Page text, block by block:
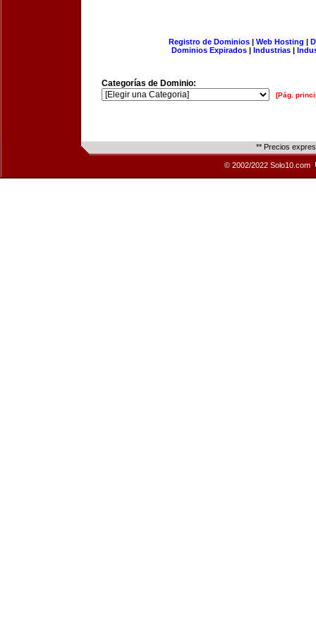
Registro de Dominios| Web Hosting |
Dominios Expirados | Industrias |
Categorías de Dominio:
[Pág.
** Precios
© 2002/2022 Solo10.com